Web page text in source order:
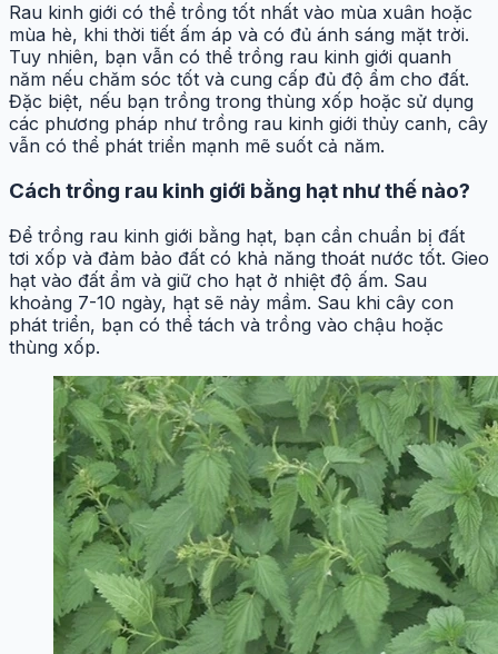
Rau kinh giới có thể trồng tốt nhất vào mùa xuân hoặc
mùa hè, khi thời tiết ấm áp và có đủ ánh sáng mặt trời.
Tuy nhiên, bạn vẫn có thể trồng rau kinh giới quanh
năm nếu chăm sóc tốt và cung cấp đủ độ ẩm cho đất.
Đặc biệt, nếu bạn trồng trong thùng xốp hoặc sử dụng
các phương pháp như trồng rau kinh giới thủy canh, cây
vẫn có thể phát triển mạnh mẽ suốt cả năm.
Cách trồng rau kinh giới bằng hạt như thế nào?
Để trồng rau kinh giới bằng hạt, bạn cần chuẩn bị đất
tơi xốp và đảm bảo đất có khả năng thoát nước tốt. Gieo
hạt vào đất ẩm và giữ cho hạt ở nhiệt độ ấm. Sau
khoảng 7-10 ngày, hạt sẽ nảy mầm. Sau khi cây con
phát triển, bạn có thể tách và trồng vào chậu hoặc
thùng xốp.